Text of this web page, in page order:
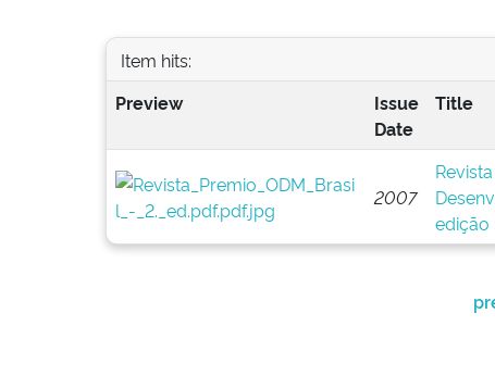
Item hits:
Preview
Issue
Date
Title
2007
edição